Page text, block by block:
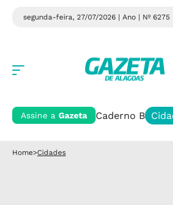
segunda-feira, 27/07/2026 | Ano | Nº 6275
Assine a Gazeta Caderno B
Home>Cidades